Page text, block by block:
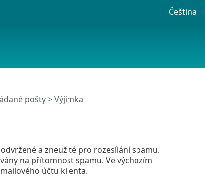
Čeština
pošty> Výjimka
a zneužité pro rozesílání spamu.
na přítomnost spamu. Ve výchozím
účtu klienta.